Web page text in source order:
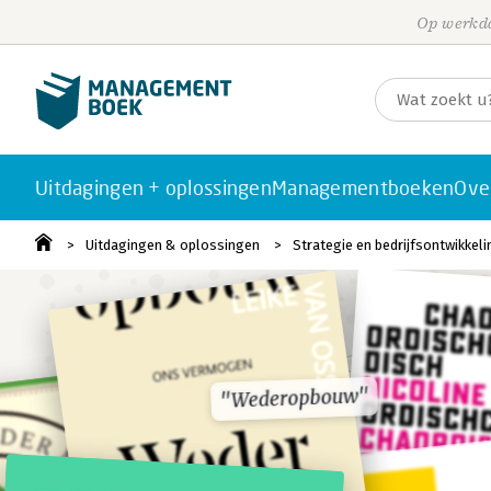
Op
Uitdagingen + oplossingenManagementboeken
Uitdagingen & oplossingen Strategie en
"Wederopbouw"
"Wederopbouw"